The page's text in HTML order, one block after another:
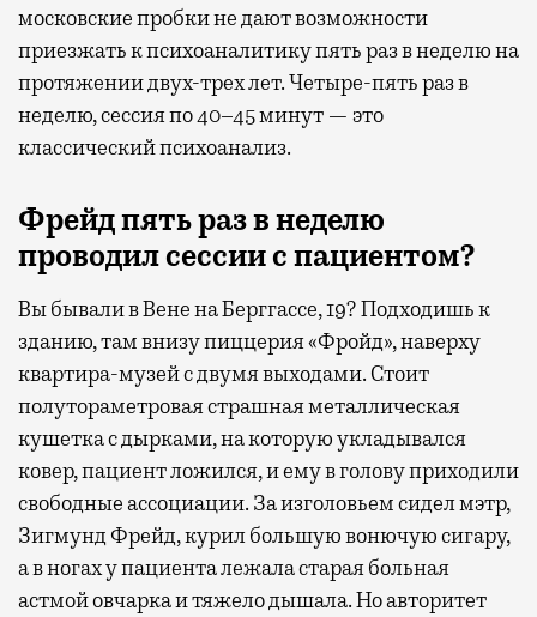
московские пробки не дают возможности
приезжать к психоаналитику пять раз в неделю на
протяжении двух-трех лет. Четыре-пять раз в
неделю, сессия по 40–45 минут — это
классический психоанализ.
Фрейд пять раз в неделю
проводил сессии с пациентом?
Вы бывали в Вене на Берггассе, 19? Подходишь к
зданию, там внизу пиццерия «Фройд», наверху
квартира-музей с двумя выходами. Стоит
полутораметровая страшная металлическая
кушетка с дырками, на которую укладывался
ковер, пациент ложился, и ему в голову приходили
свободные ассоциации. За изголовьем сидел мэтр,
Зигмунд Фрейд, курил большую вонючую сигару,
а в ногах у пациента лежала старая больная
астмой овчарка и тяжело дышала. Но авторитет